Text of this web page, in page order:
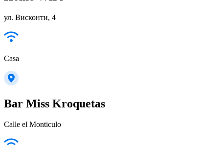
ул. Висконти, 4
Casa
Bar Miss Kroquetas
Calle el Monticulo